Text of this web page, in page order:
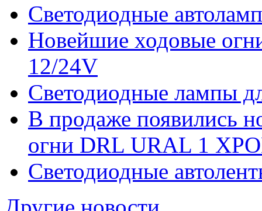
Светодиодные
Новейшие ходовые
12/24V
Светодиодные лампы
В продаже появились
огни DRL URAL 1
Светодиодные